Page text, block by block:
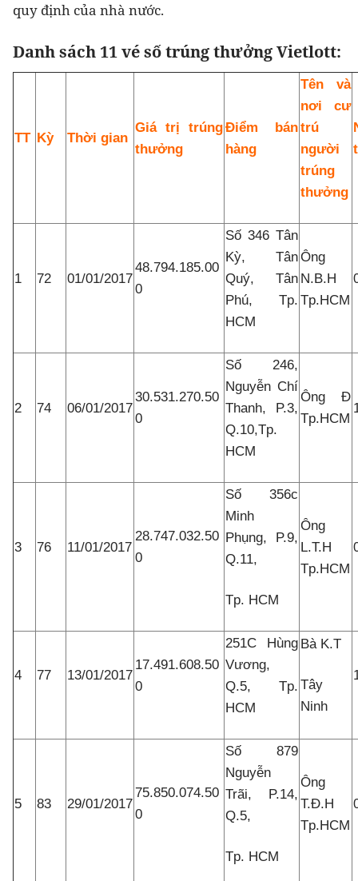
quy định của nhà nước.
Danh sách 11 vé số trúng thưởng Vietlott:
TT Kỳ Thời gian
Giá trị trúng
thưởng
Điểm bán
hàng
Tên và
nơi cư
trú
người
trúng
thưởng
1 72 01/01/2017
48.794.185.00
0
Số 346 Tân
Kỳ, Tân
Quý, Tân
Phú, Tp.
HCM
Ông
N.B.H
Tp.HCM
2 74 06/01/2017
30.531.270.50
0
Số 246,
Nguyễn Chí
Thanh, P.3,
Q.10,Tp.
HCM
Ông Đ
Tp.HCM
3 76 11/01/2017
28.747.032.50
0
Số 356c
Minh
Phụng, P.9,
Q.11,
Tp. HCM
Ông
L.T.H
Tp.HCM
4 77 13/01/2017
17.491.608.50
0
251C Hùng
Vương,
Q.5, Tp.
HCM
Bà K.T
Tây
Ninh
5 83 29/01/2017
75.850.074.50
0
Số 879
Nguyễn
Trãi, P.14,
Q.5,
Tp. HCM
Ông
T.Đ.H
Tp.HCM